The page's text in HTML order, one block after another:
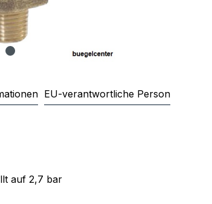
EU-verantwortliche Person
Mater XP110
auf 2,7 bar